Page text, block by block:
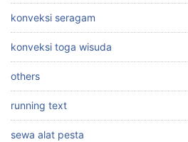
konveksi seragam
konveksi toga wisuda
others
running text
sewa alat pesta